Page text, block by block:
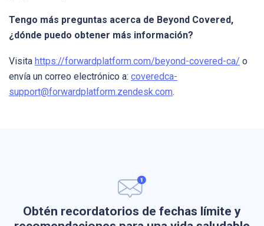
Tengo más preguntas acerca de Beyond Covered,
¿dónde puedo obtener más información?
Visita https://forwardplatform.com/beyond-covered-ca/ o
envía un correo electrónico a: coveredca-
support@forwardplatform.zendesk.com.
Obtén recordatorios de fechas límite y